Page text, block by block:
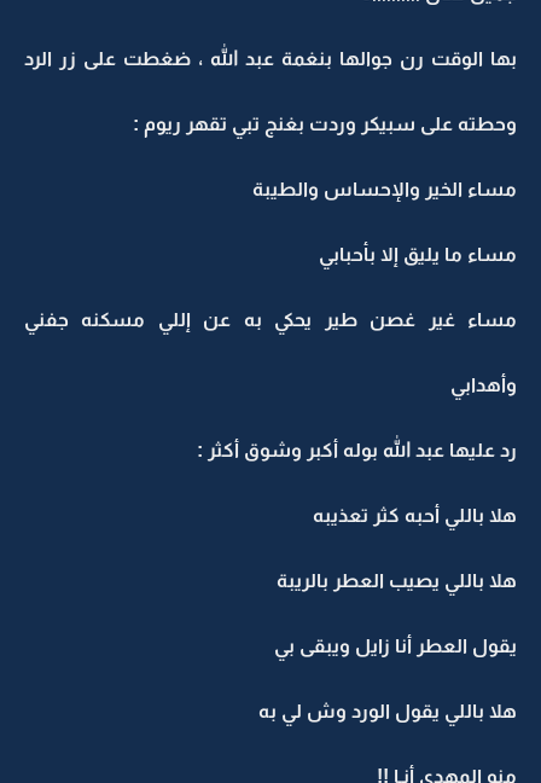
بها الوقت رن جوالها بنغمة عبد الله ، ضغطت على زر الرد
وحطته على سبيكر وردت بغنج تبي تقهر ريوم :
مساء الخير والإحساس والطيبة
مساء ما يليق إلا بأحبابي
مساء غير غصن طير يحكي به عن إللي مسكنه جفني
وأهدابي
رد عليها عبد الله بوله أكبر وشوق أكثر :
هلا باللي أحبه كثر تعذيبه
هلا باللي يصيب العطر بالريبة
يقول العطر أنا زايل ويبقى بي
هلا باللي يقول الورد وش لي به
منو المهدى أنـا !!